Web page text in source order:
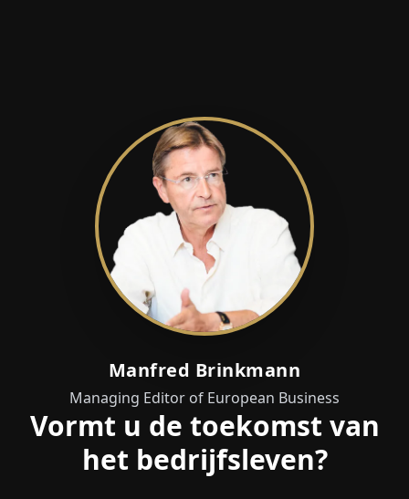
Manfred Brinkmann
Managing Editor of European Business
Vormt u de toekomst van
het bedrijfsleven?